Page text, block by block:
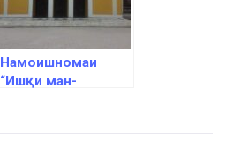
Намоишномаи
“Ишқи ман-